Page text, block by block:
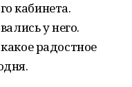
кабинета.
у него.
радостное